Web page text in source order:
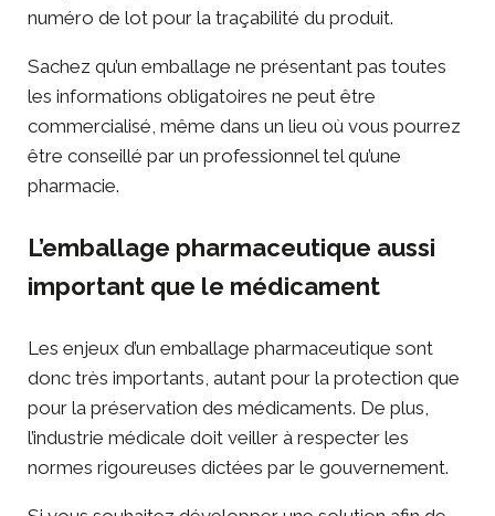
numéro de lot pour la traçabilité du produit.
Sachez qu’un emballage ne présentant pas toutes
les informations obligatoires ne peut être
commercialisé, même dans un lieu où vous pourrez
être conseillé par un professionnel tel qu’une
pharmacie.
L’emballage pharmaceutique aussi
important que le médicament
Les enjeux d’un emballage pharmaceutique sont
donc très importants, autant pour la protection que
pour la préservation des médicaments. De plus,
l’industrie médicale doit veiller à respecter les
normes rigoureuses dictées par le gouvernement.